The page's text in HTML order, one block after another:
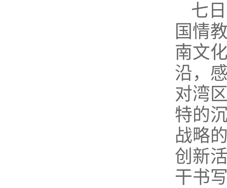
七
国情
南文
沿，
对湾
特的
战略
创新
干书